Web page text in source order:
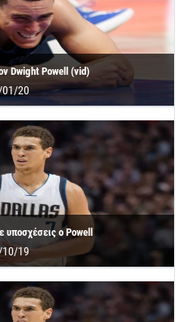
Dwight Powell (vid)
20
ο Powell
19